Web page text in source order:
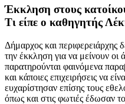
Έκκληση στους
Τι είπε ο καθηγητής
Δήμαρχος και περιφερειάρχης
την έκκληση για να μείνουν οι
παρατηρούνται φαινόμενα
και κάποιες επιχειρήσεις να
ευχαρίστησαν επίσης τους
όπως και στις φωτιές έδωσαν